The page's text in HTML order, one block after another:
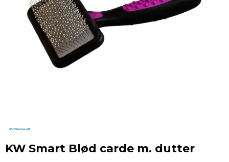
KW Smart Blød carde m. dutter